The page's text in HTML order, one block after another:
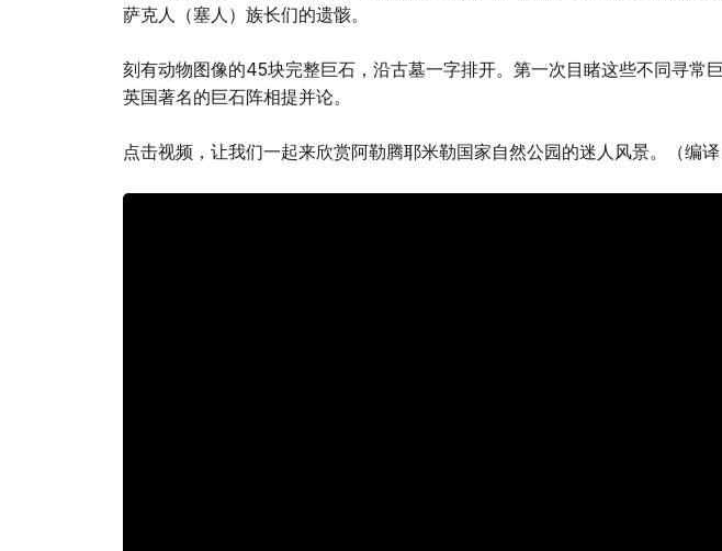
萨克人（塞人）族长们的遗骸。
刻有动物图像的45块完整巨石，沿古墓一字排开。第一次目睹这些不同寻常
英国著名的巨石阵相提并论。
点击视频，让我们一起来欣赏阿勒腾耶米勒国家自然公园的迷人风景。（编译